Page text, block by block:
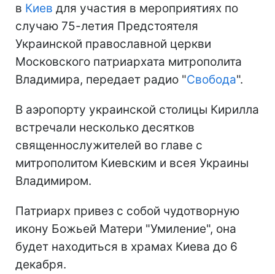
в Киев для участия в мероприятиях по
случаю 75-летия Предстоятеля
Украинской православной церкви
Московского патриархата митрополита
Владимира, передает радио "Свобода".
В аэропорту украинской столицы Кирилла
встречали несколько десятков
священнослужителей во главе с
митрополитом Киевским и всея Украины
Владимиром.
Патриарх привез с собой чудотворную
икону Божьей Матери "Умиление", она
будет находиться в храмах Киева до 6
декабря.